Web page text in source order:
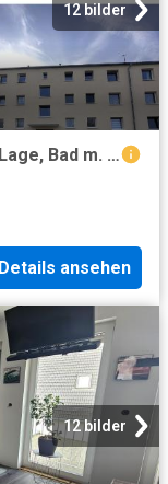
12 bilder
3 Raum WE im 2.OG, grüne + ruhige Lage, Bad m. Fenster, inkl. Ebk, Einzelgarage mgl
Details ansehen
12 bilder